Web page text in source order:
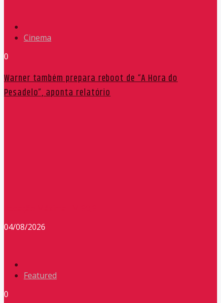
Cinema
0
Warner também prepara reboot de “A Hora do
Pesadelo”, aponta relatório
04/08/2026
Featured
0